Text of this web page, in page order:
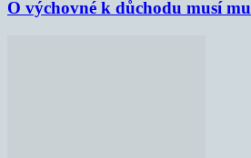
O výchovné k důchodu musí